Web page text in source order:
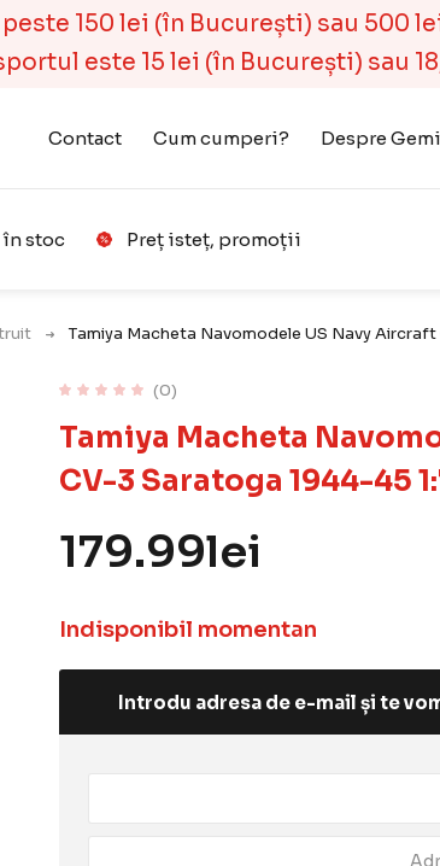
150 lei (în București) sau 500
este 15 lei (în București) sau
Contact Cum cumperi? Despre
în stoc Preț isteț, promoții
Tamiya Macheta Navomodele US Navy
(0)
Tamiya Macheta
CV-3 Saratoga 1944-45
179.99lei
Indisponibil momentan
Introdu adresa de e-mail și te